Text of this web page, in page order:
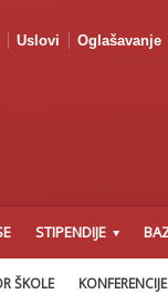
Uslovi Oglašavanje
STIPENDIJE
ŠKOLE KONFERENCIJE